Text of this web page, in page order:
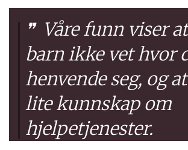
Våre funn viser
barn ikke vet hvor
henvende seg, og
lite kunnskap om
hjelpetjenester.